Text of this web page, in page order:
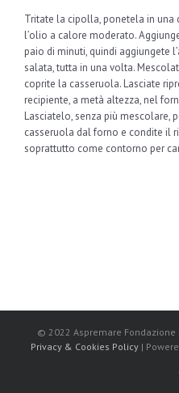
Tritate la cipolla, ponetela in
l’olio a calore moderato.
paio di minuti, quindi aggiungete
salata, tutta in una volta.
coprite la casseruola. Lasciate
recipiente, a metà altezza, nel
Lasciatelo, senza più mescolare,
casseruola dal forno e condite il
soprattutto come contorno per
© 2022 Aspremare Fondazione
Privacy & Cookies Policy |